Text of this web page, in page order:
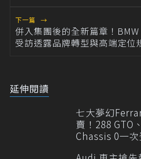
下一篇 →
併入集團後的全新篇章！
受訪透露品牌轉型與高端定位
延伸閱讀
七大夢幻
賣！288 GTO
Chassis 0一次